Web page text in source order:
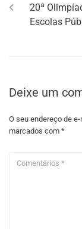
20ª
Escolas
Deixe um
O seu endereço de
marcados com *